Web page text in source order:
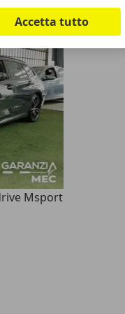
Msport
Accetta tutto